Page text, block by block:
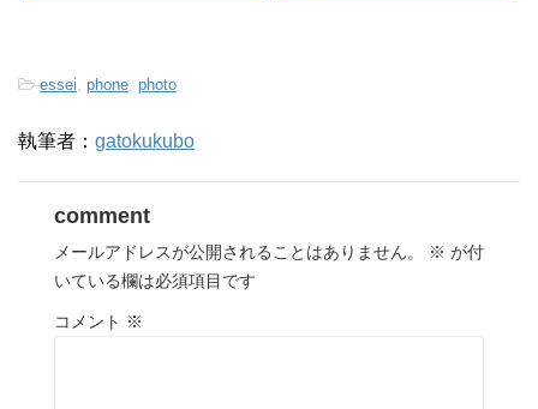
-essei phone photo
執筆者： gatokukubo
comment
メールアドレスが公開されることはありません。 ※ が付
いている欄は必須項目です
コメント ※